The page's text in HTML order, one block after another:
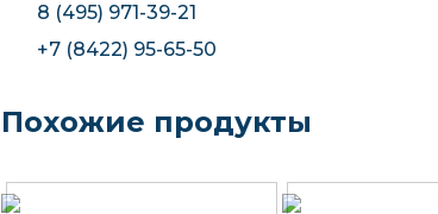
8 (495) 971-39-21
+7 (8422) 95-65-50
Похожие продукты